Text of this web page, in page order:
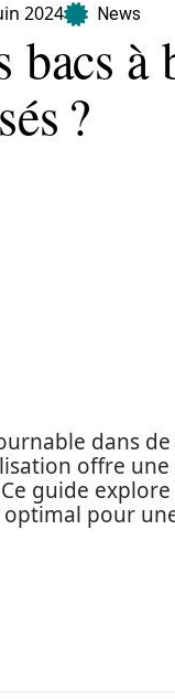
2024 News
bacs
?
dans
offre
guide
optimal pour